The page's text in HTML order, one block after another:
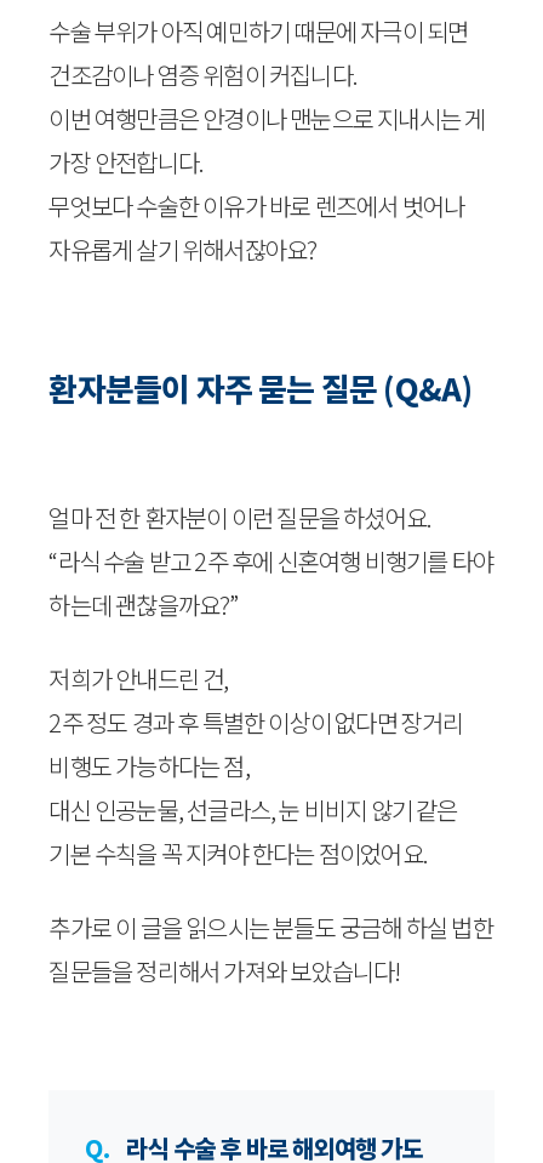
수술 부위가 아직 예민하기 때문에 자극이 되면
건조감이나 염증 위험이 커집니다.
이번 여행만큼은 안경이나 맨눈으로 지내시는 게
가장 안전합니다.
무엇보다 수술한 이유가 바로 렌즈에서 벗어나
자유롭게 살기 위해서잖아요?
환자분들이 자주 묻는 질문 (Q&A)
얼마 전 한 환자분이 이런 질문을 하셨어요.
“라식 수술 받고 2주 후에 신혼여행 비행기를 타야
하는데 괜찮을까요?”
저희가 안내드린 건,
2주 정도 경과 후 특별한 이상이 없다면 장거리
비행도 가능하다는 점,
대신 인공눈물, 선글라스, 눈 비비지 않기 같은
기본 수칙을 꼭 지켜야 한다는 점이었어요.
추가로 이 글을 읽으시는 분들도 궁금해 하실 법한
질문들을 정리해서 가져와 보았습니다!
Q. 라식 수술 후 바로 해외여행 가도